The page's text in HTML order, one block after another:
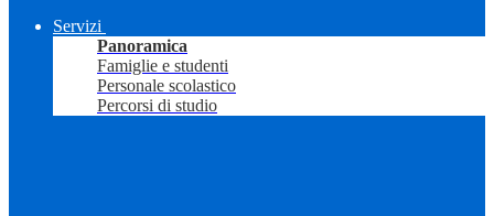
Servizi
Panoramica
Famiglie e studenti
Personale scolastico
Percorsi di studio